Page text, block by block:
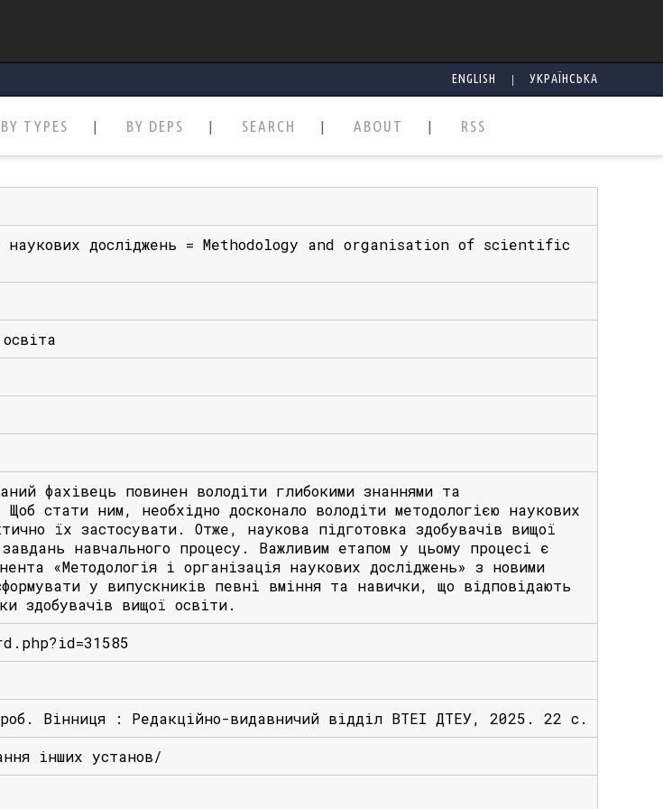
ENGLISH | УКРАЇНСЬКА
BY TYPES BY DEPS SEARCH ABOUT RSS
наукових досліджень = Methodology and organisation of scientific
фахівець повинен володіти глибокими знаннями та
Щоб стати ним, необхідно досконало володіти методологією наукових
їх застосувати. Отже, наукова підготовка здобувачів вищої
навчального процесу. Важливим етапом у цьому процесі є
«Методологія і організація наукових досліджень» з новими
у випускників певні вміння та навички, що відповідають
здобувачів вищої освіти.
Вінниця : Редакційно-видавничий відділ ВТЕІ ДТЕУ, 2025. 22 с.
інших установ/